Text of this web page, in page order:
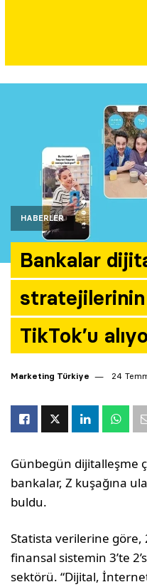
HABERLER
Bankalar
TikTok’u
Marketing Türkiye 24
Günbegün dijitalleşme
bankalar, Z kuşağına
buldu.
Statista verilerine göre,
finansal sistemin 3’te
sektörü. “Dijital,